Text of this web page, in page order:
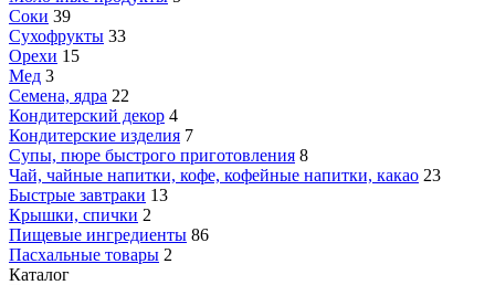
Соки 39
Сухофрукты 33
Орехи 15
Мед 3
Семена, ядра 22
Кондитерский декор 4
Кондитерские изделия 7
Супы, пюре быстрого приготовления 8
Чай, чайные напитки, кофе, кофейные напитки, какао 23
Быстрые завтраки 13
Крышки, спички 2
Пищевые ингредиенты 86
Пасхальные товары 2
Каталог